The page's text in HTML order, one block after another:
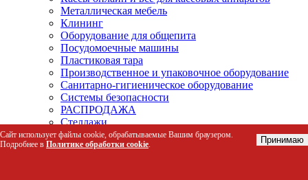
Металлическая мебель
Клининг
Оборудование для общепита
Посудомоечные машины
Пластиковая тара
Производственное и упаковочное оборудование
Санитарно-гигиеническое оборудование
Системы безопасности
РАСПРОДАЖА
Стеллажи
Торговая мебель
Холодильное оборудование
Сайт использует файлы cookie, обрабатываемые Вашим браузером.
Подробнее в Политике обработки cookie. Принимаю